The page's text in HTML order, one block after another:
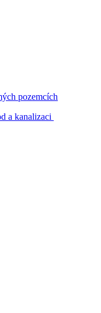
pozemcích
a kanalizaci